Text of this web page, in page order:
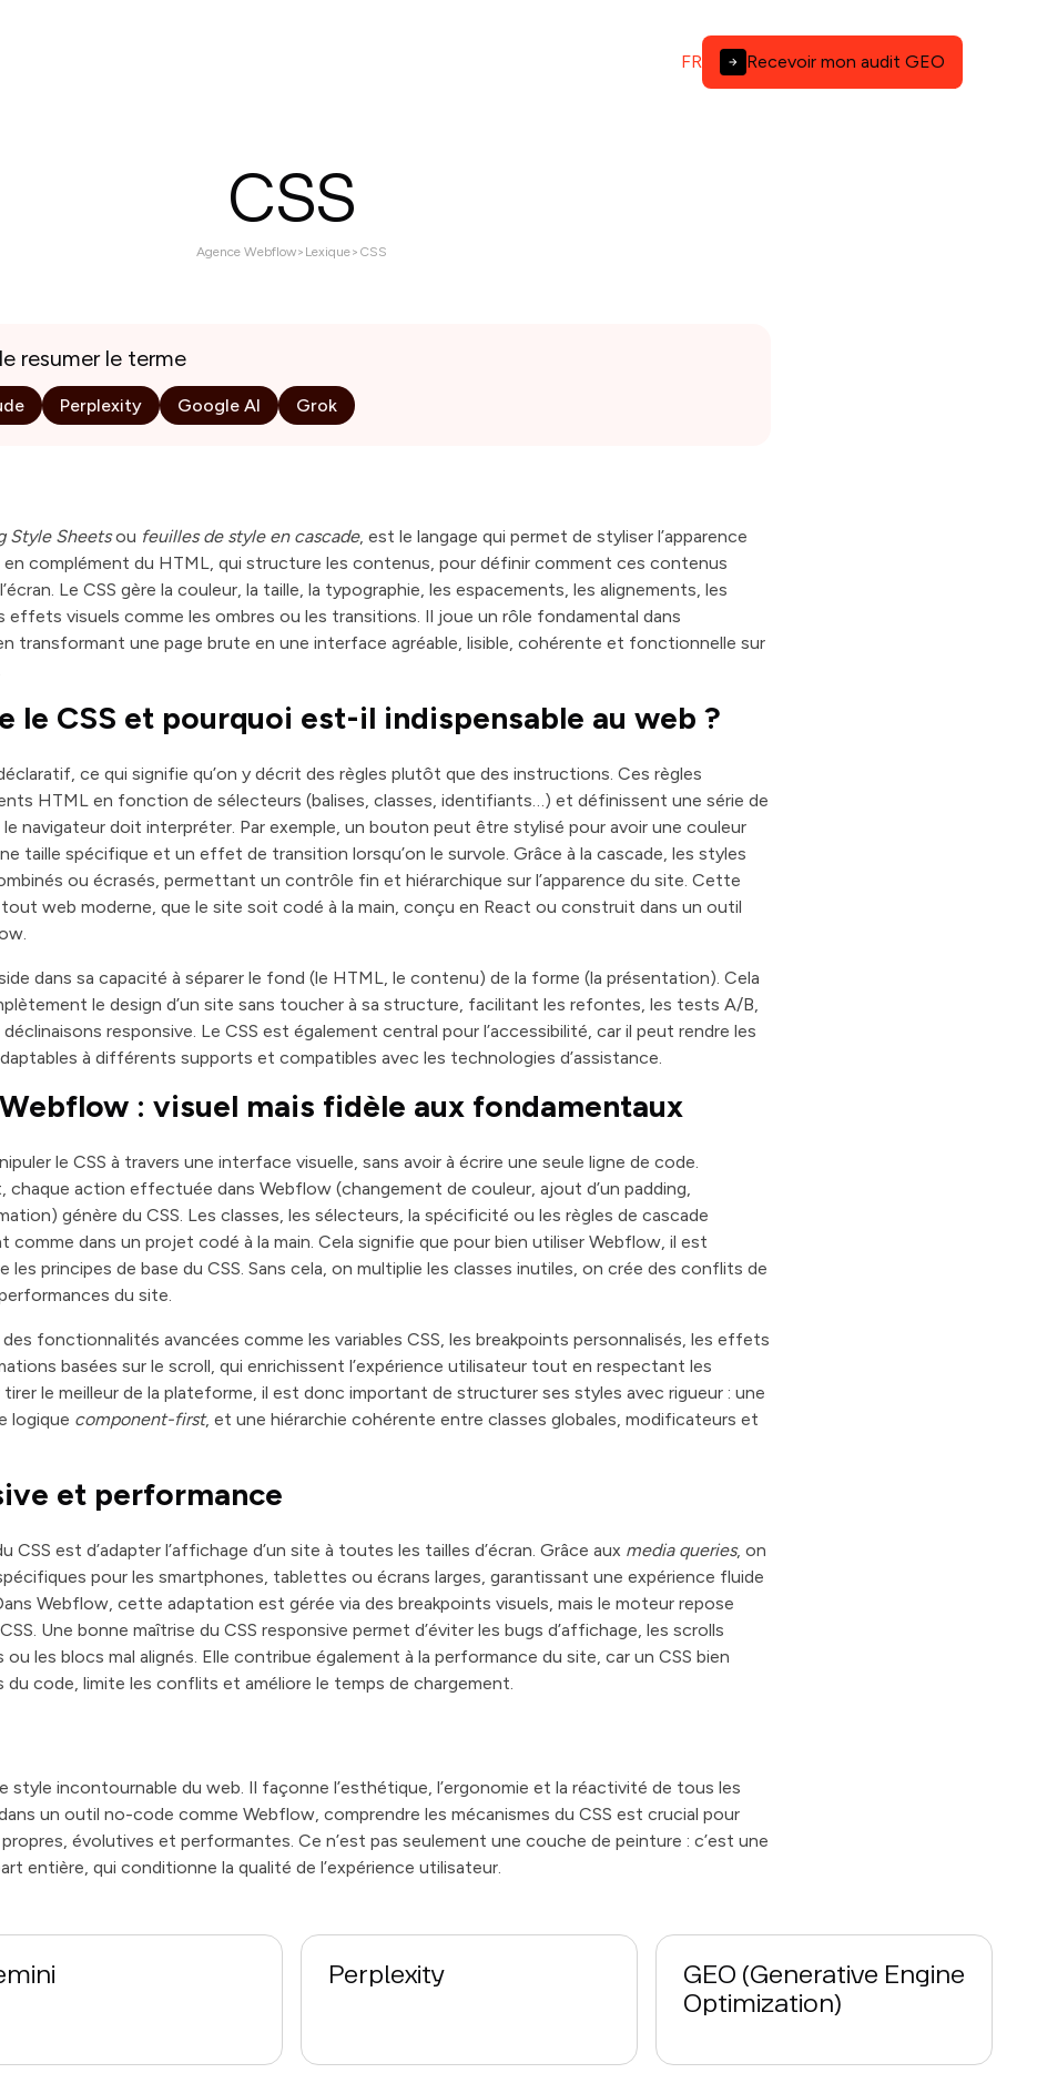
FR Recevoir mon audit GEO
CSS
Agence Webflow> Lexique> CSS
resumer le terme
Perplexity Google AI Grok
Style Sheetsou feuilles de style en cascade, est le langage qui permet de styliser l’apparence
en complément du HTML, qui structure les contenus, pour définir comment ces contenus
Le CSS gère la couleur, la taille, la typographie, les espacements, les alignements, les
effets visuels comme les ombres ou les transitions. Il joue un rôle fondamental dans
transformant une page brute en une interface agréable, lisible, cohérente et fonctionnelle sur
le CSS et pourquoi est-il indispensable au web ?
ce qui signifie qu’on y décrit des règles plutôt que des instructions. Ces règles
HTML en fonction de sélecteurs (balises, classes, identifiants…) et définissent une série de
navigateur doit interpréter. Par exemple, un bouton peut être stylisé pour avoir une couleur
taille spécifique et un effet de transition lorsqu’on le survole. Grâce à la cascade, les styles
ou écrasés, permettant un contrôle fin et hiérarchique sur l’apparence du site. Cette
web moderne, que le site soit codé à la main, conçu en React ou construit dans un outil
dans sa capacité à séparer le fond (le HTML, le contenu) de la forme (la présentation). Cela
le design d’un site sans toucher à sa structure, facilitant les refontes, les tests A/B,
responsive. Le CSS est également central pour l’accessibilité, car il peut rendre les
à différents supports et compatibles avec les technologies d’assistance.
Webflow : visuel mais fidèle aux fondamentaux
le CSS à travers une interface visuelle, sans avoir à écrire une seule ligne de code.
chaque action effectuée dans Webflow (changement de couleur, ajout d’un padding,
génère du CSS. Les classes, les sélecteurs, la spécificité ou les règles de cascade
comme dans un projet codé à la main. Cela signifie que pour bien utiliser Webflow, il est
les principes de base du CSS. Sans cela, on multiplie les classes inutiles, on crée des conflits de
du site.
fonctionnalités avancées comme les variables CSS, les breakpoints personnalisés, les effets
basées sur le scroll, qui enrichissent l’expérience utilisateur tout en respectant les
le meilleur de la plateforme, il est donc important de structurer ses styles avec rigueur : une
logique component-first, et une hiérarchie cohérente entre classes globales, modificateurs et
et performance
CSS est d’adapter l’affichage d’un site à toutes les tailles d’écran. Grâce aux media queries, on
pour les smartphones, tablettes ou écrans larges, garantissant une expérience fluide
Webflow, cette adaptation est gérée via des breakpoints visuels, mais le moteur repose
Une bonne maîtrise du CSS responsive permet d’éviter les bugs d’affichage, les scrolls
les blocs mal alignés. Elle contribue également à la performance du site, car un CSS bien
code, limite les conflits et améliore le temps de chargement.
style incontournable du web. Il façonne l’esthétique, l’ergonomie et la réactivité de tous les
un outil no-code comme Webflow, comprendre les mécanismes du CSS est crucial pour
évolutives et performantes. Ce n’est pas seulement une couche de peinture : c’est une
entière, qui conditionne la qualité de l’expérience utilisateur.
Perplexity
GEO (Generative Engine
Optimization)